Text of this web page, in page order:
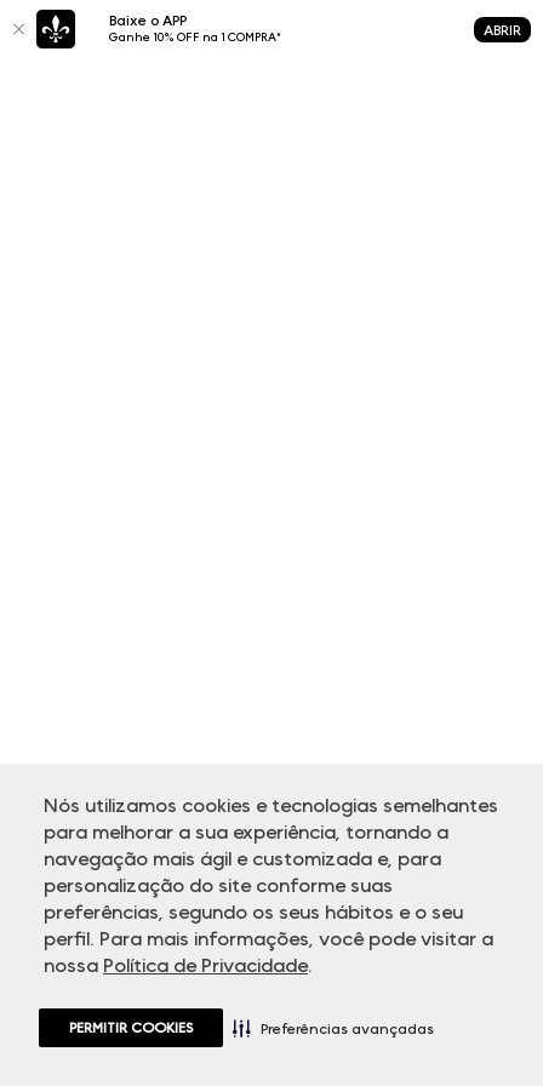
Baixe o APP
Ganhe 10% OFF na 1 COMPRA* ABRIR
Nós utilizamos cookies e tecnologias semelhantes
para melhorar a sua experiência, tornando a
navegação mais ágil e customizada e, para
personalização do site conforme suas
preferências, segundo os seus hábitos e o seu
perfil. Para mais informações, você pode visitar a
nossa Política de Privacidade.
PERMITIR COOKIES Preferências avançadas